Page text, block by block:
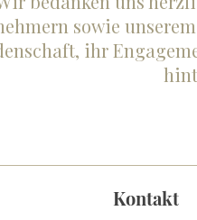
sowie
ihr
Kontakt